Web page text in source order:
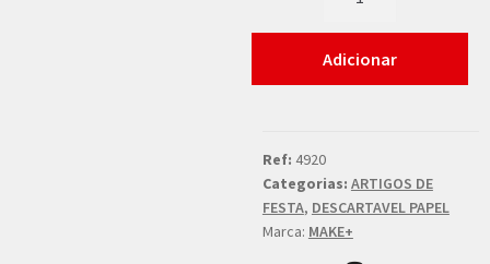
Adicionar
Ref: 4920
Categorias: ARTIGOS DE
FESTA, DESCARTAVEL PAPEL
Marca: MAKE+